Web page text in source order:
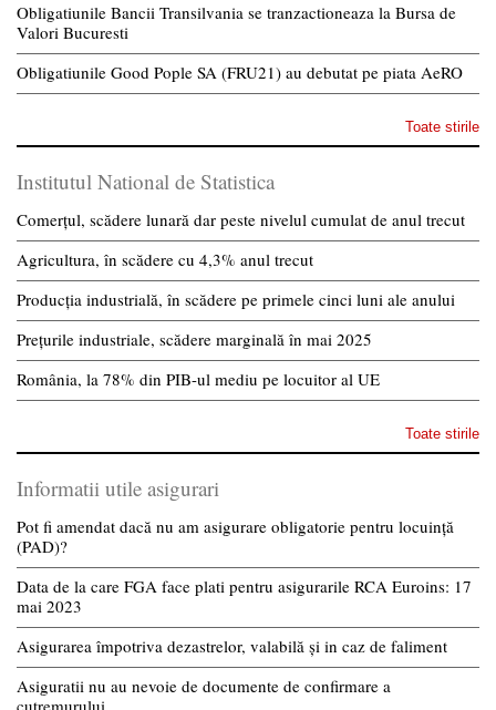
Obligatiunile Bancii Transilvania se tranzactioneaza la Bursa de
Valori Bucuresti
Obligatiunile Good Pople SA (FRU21) au debutat pe piata AeRO
Toate stirile
Institutul National de Statistica
Comerțul, scădere lunară dar peste nivelul cumulat de anul trecut
Agricultura, în scădere cu 4,3% anul trecut
Producția industrială, în scădere pe primele cinci luni ale anului
Prețurile industriale, scădere marginală în mai 2025
România, la 78% din PIB-ul mediu pe locuitor al UE
Toate stirile
Informatii utile asigurari
Pot fi amendat dacă nu am asigurare obligatorie pentru locuință
(PAD)?
Data de la care FGA face plati pentru asigurarile RCA Euroins: 17
mai 2023
Asigurarea împotriva dezastrelor, valabilă și in caz de faliment
Asiguratii nu au nevoie de documente de confirmare a